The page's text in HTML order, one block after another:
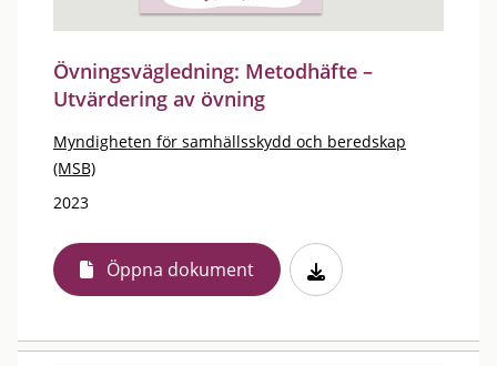
Övningsvägledning: Metodhäfte –
Utvärdering av övning
Myndigheten för samhällsskydd och beredskap
(MSB)
2023
Öppna dokument